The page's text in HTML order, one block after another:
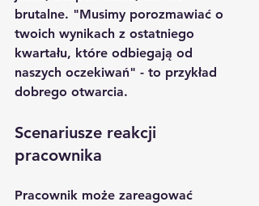
brutalne. "Musimy porozmawiać o
twoich wynikach z ostatniego
kwartału, które odbiegają od
naszych oczekiwań" - to przykład
dobrego otwarcia.
Scenariusze reakcji
pracownika
Pracownik może zareagować